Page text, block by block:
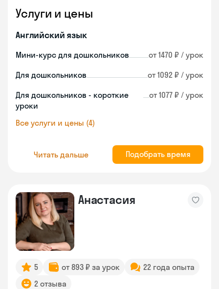
Услуги и цены
Английский язык
Мини-курс для дошкольников от 1470 ₽ / урок
Для дошкольников от 1092 ₽ / урок
Для дошкольников - короткие
уроки
от 1077 ₽ / урок
Все услуги и цены (4)
Читать дальше Подобрать время
Анастасия
5 от 893 ₽ за урок
22 года опыта
2 отзыва